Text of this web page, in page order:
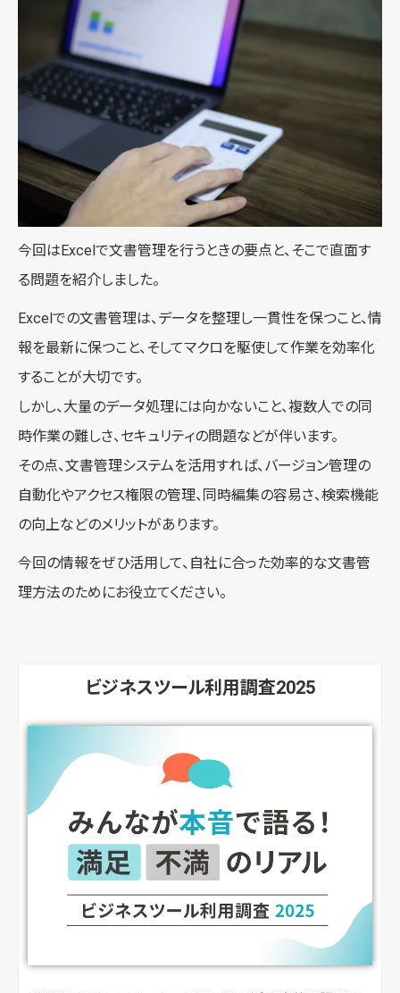
今回はExcelで文書管理を行うときの要点と、そこで直面す
る問題を紹介しました。
Excelでの文書管理は、データを整理し一貫性を保つこと、情
報を最新に保つこと、そしてマクロを駆使して作業を効率化
することが大切です。
しかし、大量のデータ処理には向かないこと、複数人での同
時作業の難しさ、セキュリティの問題などが伴います。
その点、文書管理システムを活用すれば、バージョン管理の
自動化やアクセス権限の管理、同時編集の容易さ、検索機能
の向上などのメリットがあります。
今回の情報をぜひ活用して、自社に合った効率的な文書管
理方法のためにお役立てください。
ビジネスツール利用調査2025